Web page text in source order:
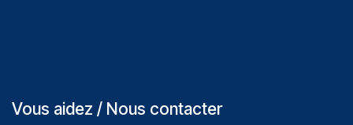
Vous aidez / Nous contacter